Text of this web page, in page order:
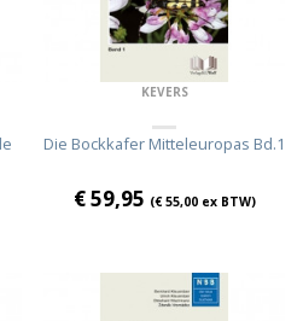
KEVERS
Die Bockkafer Mitteleuropas Bd.1
€59,95 (€55,00ex BTW)